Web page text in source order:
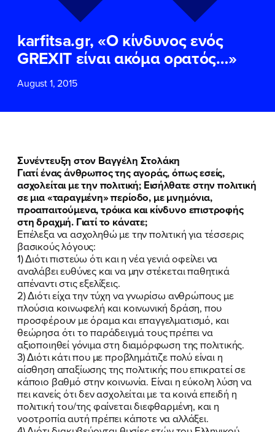
karfitsa.gr, «Ο κίνδυνος ενός
GREXIT είναι ακόμα ορατός…»
August 1, 2015
Συνέντευξη στον Βαγγέλη Στολάκη
Γιατί ένας άνθρωπος της αγοράς, όπως εσείς,
ασχολείται με την πολιτική; Εισήλθατε στην πολιτική
σε μια «ταραγμένη» περίοδο, με μνημόνια,
προαπαιτούμενα, τρόικα και κίνδυνο επιστροφής
στη δραχμή. Γιατί το κάνατε;
Επέλεξα να ασχοληθώ με την πολιτική για τέσσερις
βασικούς λόγους:
1) Διότι πιστεύω ότι και η νέα γενιά οφείλει να
αναλάβει ευθύνες και να μην στέκεται παθητικά
απέναντι στις εξελίξεις.
2) Διότι είχα την τύχη να γνωρίσω ανθρώπους με
πλούσια κοινωφελή και κοινωνική δράση, που
προσφέρουν με όραμα και επαγγελματισμό, και
θεώρησα ότι το παράδειγμά τους πρέπει να
αξιοποιηθεί γόνιμα στη διαμόρφωση της πολιτικής.
3) Διότι κάτι που με προβλημάτιζε πολύ είναι η
αίσθηση απαξίωσης της πολιτικής που επικρατεί σε
κάποιο βαθμό στην κοινωνία. Είναι η εύκολη λύση να
πει κανείς ότι δεν ασχολείται με τα κοινά επειδή η
πολιτική του/της φαίνεται διεφθαρμένη, και η
νοοτροπία αυτή πρέπει κάποτε να αλλάξει.
ΕΠΙΘΕΤΟ*
ΤΗΛΕΦΩΝΟ*
EMAIL
και τους τους
Χρήσης του δικτυακού τόπου του
Πολιτικού Γραφείου της Βουλευτού
Νίκης Κεραμέως
ΥΠΟΒΟΛΗ
ΕΠΙΘΕΤΟ*
ΤΗΛΕΦΩΝΟ
EMAIL
και τους τους
Χρήσης του δικτυακού τόπου του
Πολιτικού Γραφείου της Βουλευτού
Νίκης Κεραμέως
ΥΠΟΒΟΛΗ